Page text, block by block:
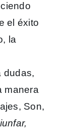
el éxito
la
dudas,
manera
Son,